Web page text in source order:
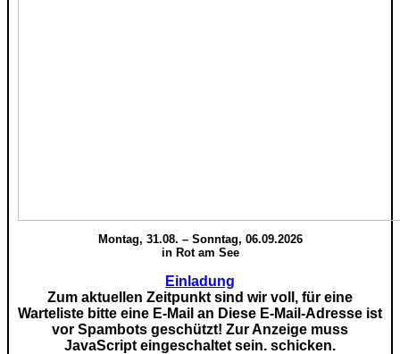
Montag, 31.08. – Sonntag, 06.09.2026
in Rot am See
Einladung
Zum aktuellen Zeitpunkt sind wir voll, für eine
Warteliste bitte eine E-Mail an Diese E-Mail-Adresse ist
vor Spambots geschützt! Zur Anzeige muss
JavaScript eingeschaltet sein. schicken.